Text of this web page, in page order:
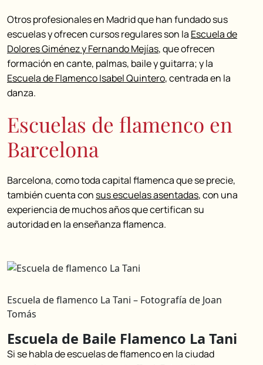
Otros profesionales en Madrid que han fundado sus
escuelas y ofrecen cursos regulares son la Escuela de
Dolores Giménez y Fernando Mejías, que ofrecen
formación en cante, palmas, baile y guitarra; y la
Escuela de Flamenco Isabel Quintero, centrada en la
danza.
Escuelas de flamenco en
Barcelona
Barcelona, como toda capital flamenca que se precie,
también cuenta con sus escuelas asentadas, con una
experiencia de muchos años que certifican su
autoridad en la enseñanza flamenca.
Escuela de flamenco La Tani – Fotografía de Joan
Tomás
Escuela de Baile Flamenco La Tani
Si se habla de escuelas de flamenco en la ciudad